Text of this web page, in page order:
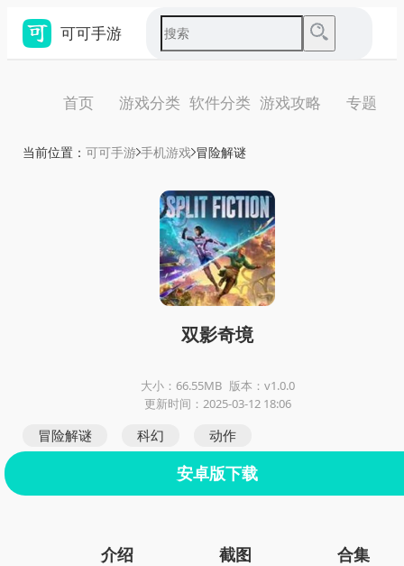
可可手游
首页 游戏分类 软件分类 游戏攻略 专题
当前位置： 可可手游 手机游戏 冒险解谜
双影奇境
大小：66.55MB 版本：v1.0.0
更新时间：2025-03-12 18:06
冒险解谜 科幻 动作
安卓版下载
介绍 截图 合集